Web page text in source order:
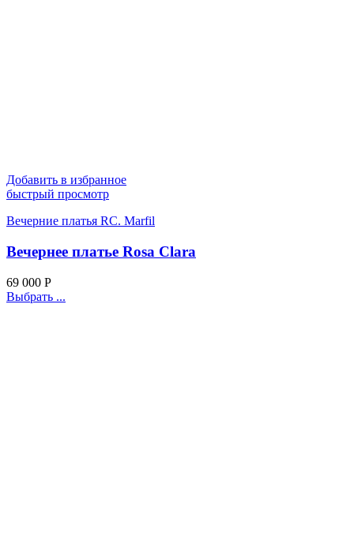
Добавить в избранное
быстрый просмотр
Вечерние платья RC. Marfil
Вечернее платье Rosa Clara
69 000 Р
Выбрать ...